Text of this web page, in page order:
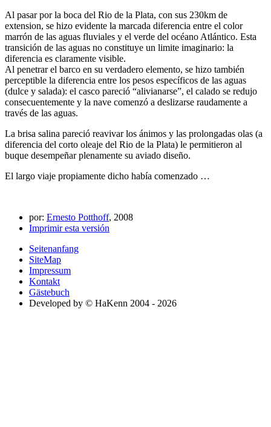
Al pasar por la boca del Rio de la Plata, con sus 230km de
extension, se hizo evidente la marcada diferencia entre el color
marrón de las aguas fluviales y el verde del océano Atlántico. Esta
transición de las aguas no constituye un limite imaginario: la
diferencia es claramente visible.
Al penetrar el barco en su verdadero elemento, se hizo también
perceptible la diferencia entre los pesos específicos de las aguas
(dulce y salada): el casco pareció
alivianarse , el calado se redujo
consecuentemente y la nave comenzó a deslizarse raudamente a
través de las aguas.
La brisa salina pareció reavivar los ánimos y las prolongadas olas (a
diferencia del corto oleaje del Rio de la Plata) le permitieron al
buque desempeñar plenamente su aviado diseño.
El largo viaje propiamente dicho había comenzado …
por: Ernesto Potthoff, 2008
Imprimir esta versión
Seitenanfang
SiteMap
Impressum
Kontakt
Gästebuch
Developed by © HaKenn 2004 - 2026